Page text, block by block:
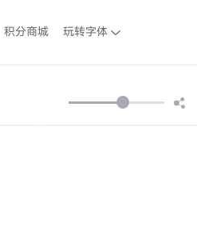
积分商城 玩转字体